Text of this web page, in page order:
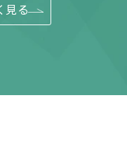
見る